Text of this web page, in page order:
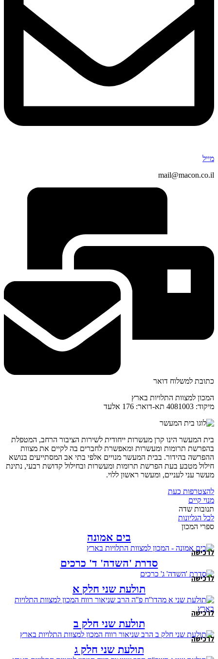
מייל
mail@macon.co.il
כתובת למשלוח דואר
המכון למצוות התלויות בארץ
מיקוד: 4081003 תא-דואר: 176 אלעד
בית המעשר הינו קרן מעשרות ייחודית לשירות הציבור הרחב, המטפלת
בהפרשת תרומות ומעשרות ומאפשרת לחברים בה לקיים את מצוות
ההפרשה בהידור. בבית המעשר מנויים אלפי בתי אב המסתייעים בנושא
חילול מטבע בעת הפרשת תרומות ומעשרות ובחילול קדושת רבעי, נתינת
מעשר עני לעניים, ומעשר ראשון ללוי.
להצטרפות כעת
מנוי קיים
תנובות שדה
לכל הגליונות
ספרי המכון
בים אמונה
לרכישה
סדרת 'השדה' ד' כרכים
לרכישה
תולעת שני חלק א
לרכישה
תולעת שני חלק ב
לרכישה
תולעת שני חלק ג